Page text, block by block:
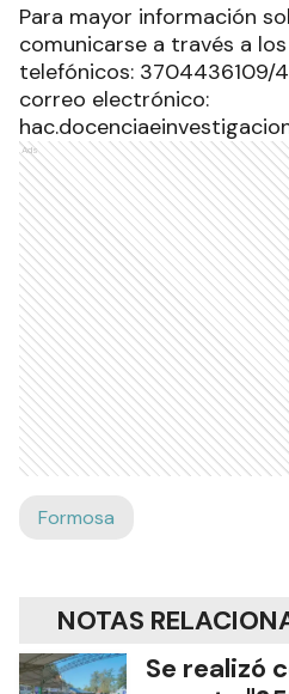
Para mayor información
comunicarse a través a
telefónicos: 3704436109/
correo electrónico:
Ads
Formosa
NOTAS
Se realizó